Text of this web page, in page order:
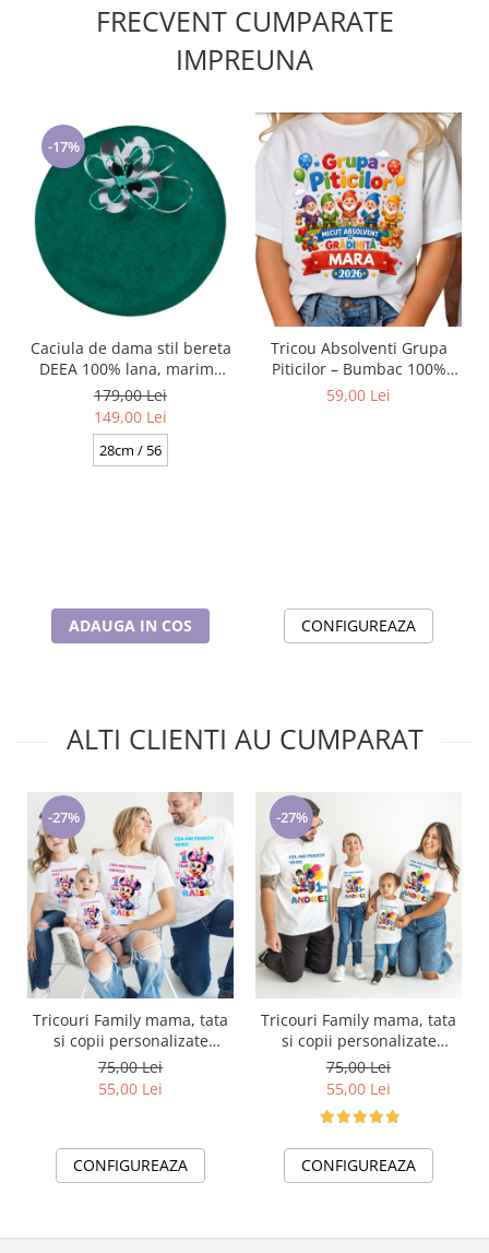
FRECVENT CUMPARATE
IMPREUNA
-17%
Caciula de dama stil bereta
DEEA 100% lana, marime
universala BA25.01. 630
verde made Polonia
179,00 Lei
149,00 Lei
28cm / 56
ADAUGA IN COS
Tricou Absolventi Grupa
Piticilor – Bumbac 100%
pentru Copii și Profesori
59,00 Lei
CONFIGUREAZA
ALTI CLIENTI AU CUMPARAT
-27%
Tricouri Family mama, tata
si copii personalizate
PENTRU MOT 1 AN
11256.02 Minnie Mouse
75,00 Lei
55,00 Lei
CONFIGUREAZA
-27%
Tricouri Family mama, tata
si copii personalizate
PENTRU MOT 1 AN
11256.01 MICKEY MOUSE
75,00 Lei
55,00 Lei
CONFIGUREAZA